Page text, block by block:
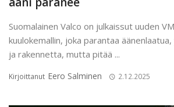
Suomalainen Valco on julkaissut uuden
kuulokemallin, joka parantaa
ja rakennetta, mutta pitää ...
Kirjoittanut Eero Salminen 2.12.2025